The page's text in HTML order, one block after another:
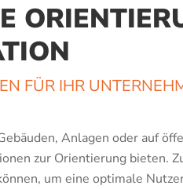
FÜR IHR
Anlagen oder auf
zur Orientierung bieten.
um eine optimale